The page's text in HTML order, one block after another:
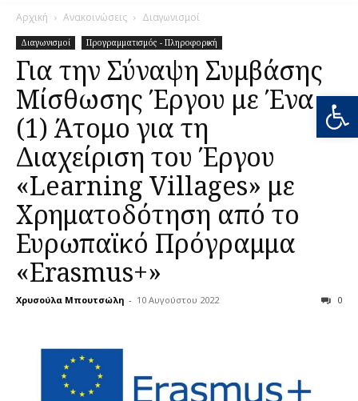
Αρχική Ανακοινώσεις Διαγωνισμοί
Διαγωνισμοί Προγραμματισμός - Πληροφορική
Για την Σύναψη Συμβάσης
Μίσθωσης Έργου με Ένα
(1) Άτομο για τη
Διαχείριση του Έργου
«Learning Villages» με
Χρηματοδότηση από το
Ευρωπαϊκό Πρόγραμμα
«Erasmus+»
Χρυσούλα Μπουτσώλη - 10 Αυγούστου 2022 0